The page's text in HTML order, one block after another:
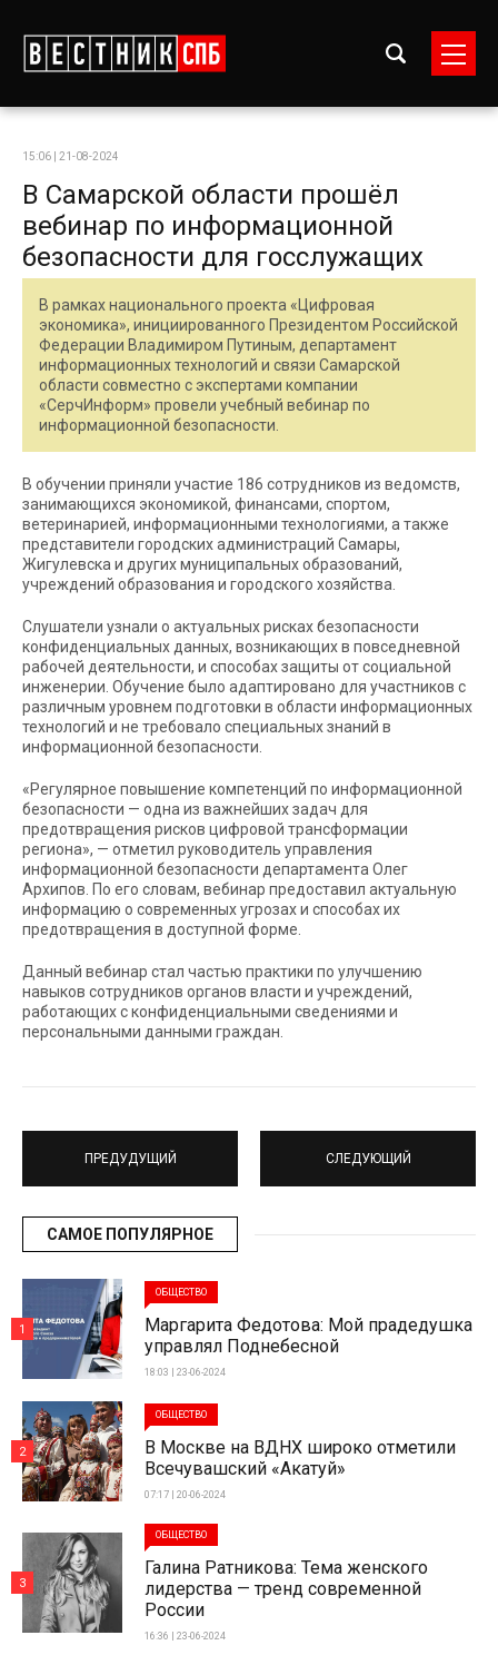
15:06 | 21-08-2024
В Самарской области прошёл
вебинар по информационной
безопасности для госслужащих
В рамках национального проекта «Цифровая
экономика», инициированного Президентом Российской
Федерации Владимиром Путиным, департамент
информационных технологий и связи Самарской
области совместно с экспертами компании
«СерчИнформ» провели учебный вебинар по
информационной безопасности.
В обучении приняли участие 186 сотрудников из ведомств,
занимающихся экономикой, финансами, спортом,
ветеринарией, информационными технологиями, а также
представители городских администраций Самары,
Жигулевска и других муниципальных образований,
учреждений образования и городского хозяйства.
Слушатели узнали о актуальных рисках безопасности
конфиденциальных данных, возникающих в повседневной
рабочей деятельности, и способах защиты от социальной
инженерии. Обучение было адаптировано для участников с
различным уровнем подготовки в области информационных
технологий и не требовало специальных знаний в
информационной безопасности.
«Регулярное повышение компетенций по информационной
безопасности — одна из важнейших задач для
предотвращения рисков цифровой трансформации
региона», — отметил руководитель управления
информационной безопасности департамента Олег
Архипов. По его словам, вебинар предоставил актуальную
информацию о современных угрозах и способах их
предотвращения в доступной форме.
Данный вебинар стал частью практики по улучшению
навыков сотрудников органов власти и учреждений,
работающих с конфиденциальными сведениями и
персональными данными граждан.
ПРЕДУДУЩИЙ СЛЕДУЮЩИЙ
САМОЕ ПОПУЛЯРНОЕ
ОБЩЕСТВО
Маргарита Федотова: Мой прадедушка
управлял Поднебесной
18:03 | 23-06-2024
1
ОБЩЕСТВО
В Москве на ВДНХ широко отметили
Всечувашский «Акатуй»
07:17 | 20-06-2024
2
ОБЩЕСТВО
Галина Ратникова: Тема женского
лидерства — тренд современной
России
16:36 | 23-06-2024
3